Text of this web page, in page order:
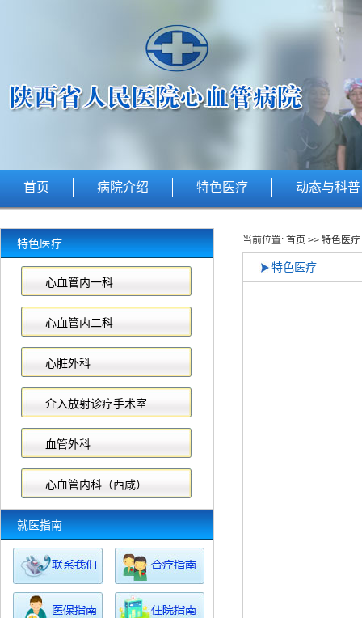
首页 病院介绍 特色医疗 动态与科普
特色医疗
心血管内一科
心血管内二科
心脏外科
介入放射诊疗手术室
血管外科
心血管内科（西咸）
就医指南
当前位置: 首页 >> 特色医疗
特色医疗